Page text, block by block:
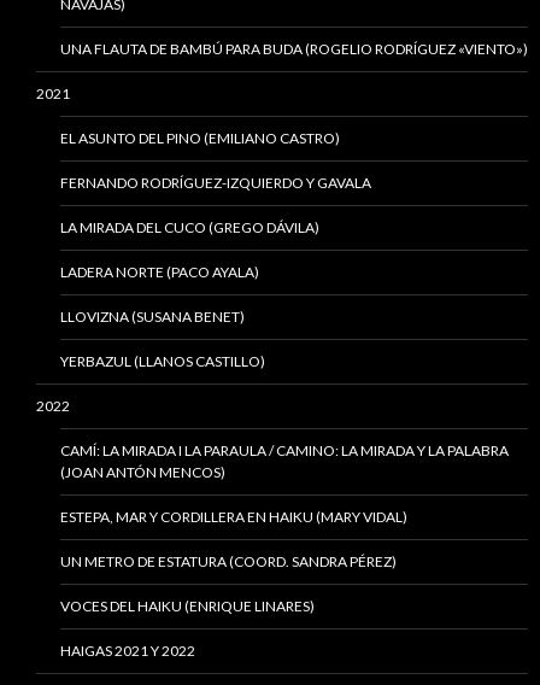
NAVAJAS)
UNA FLAUTA DE BAMBÚ PARA BUDA (ROGELIO RODRÍGUEZ «VIENTO»)
2021
EL ASUNTO DEL PINO (EMILIANO CASTRO)
FERNANDO RODRÍGUEZ-IZQUIERDO Y GAVALA
LA MIRADA DEL CUCO (GREGO DÁVILA)
LADERA NORTE (PACO AYALA)
LLOVIZNA (SUSANA BENET)
YERBAZUL (LLANOS CASTILLO)
2022
CAMÍ: LA MIRADA I LA PARAULA / CAMINO: LA MIRADA Y LA PALABRA
(JOAN ANTÓN MENCOS)
ESTEPA, MAR Y CORDILLERA EN HAIKU (MARY VIDAL)
UN METRO DE ESTATURA (COORD. SANDRA PÉREZ)
VOCES DEL HAIKU (ENRIQUE LINARES)
HAIGAS 2021 Y 2022